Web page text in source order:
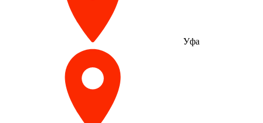
Уфа